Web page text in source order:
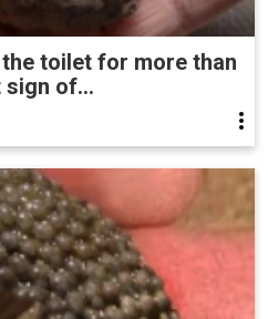
the toilet for more than
of...